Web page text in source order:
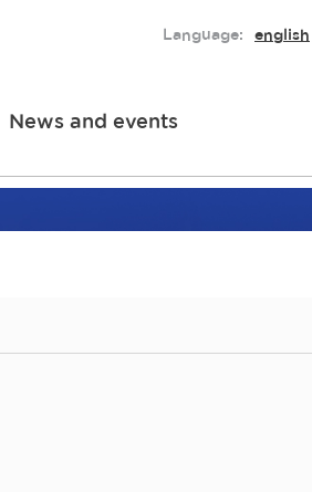
Language: english
News and events